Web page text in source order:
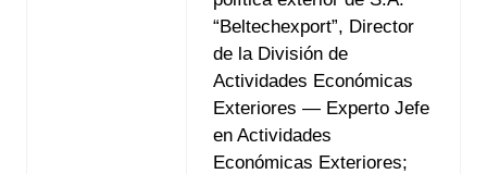
“Beltechexport”, Director
de la División de
Actividades Económicas
Exteriores — Experto Jefe
en Actividades
Económicas Exteriores;